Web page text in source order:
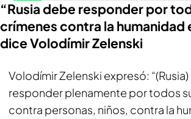
“Rusia debe responder por
crímenes contra la humanidad
dice Volodímir Zelenski
Volodímir Zelenski expresó:
responder plenamente por todos
contra personas, niños, contra la